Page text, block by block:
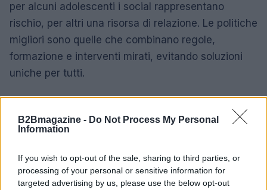
B2Bmagazine - Do Not Process My Personal
Information
If you wish to opt-out of the sale, sharing to third parties, or
processing of your personal or sensitive information for
targeted advertising by us, please use the below opt-out
per alcuni adolescenti i social rappresentano
rischio, per altri una risorsa di relazione. Le politiche
migliori sono quelle che combinano regole,
formazione e interventi mirati, evitando soluzioni
uniche per tutti.
Infine, sperimentazioni internazionali come i
tentativi di limitare l’accesso ai social per fasce di
età sollevano questioni pratiche di applicazione e
rende necessario progettare risposte flessibili e
multilivello.